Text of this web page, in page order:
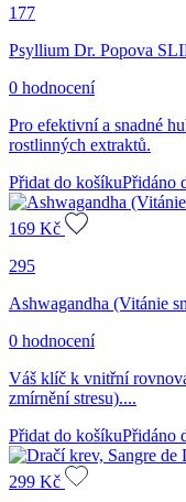
177
Psyllium Dr. Popova
0 hodnocení
Pro efektivní a snadné
rostlinných extraktů.
Přidat do košíkuPřidáno
169 Kč
295
Ashwagandha (Vitánie
0 hodnocení
Váš klíč k vnitřní
zmírnění stresu)....
Přidat do košíkuPřidáno
299 Kč